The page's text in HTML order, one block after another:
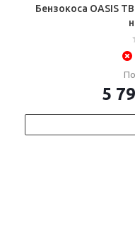
Бензокоса OASIS
5